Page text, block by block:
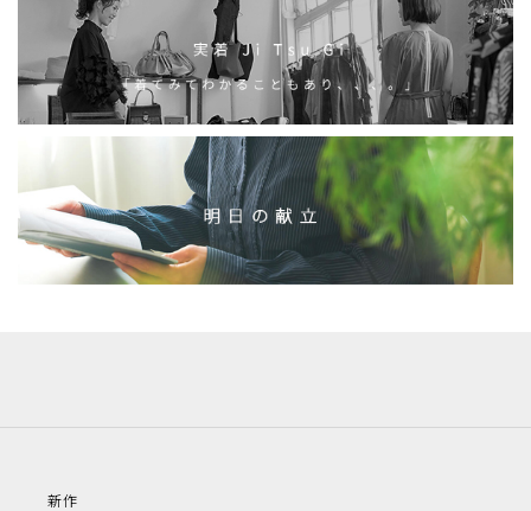
新作